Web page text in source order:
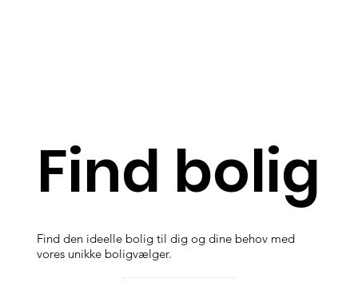
Find bolig
Find den ideelle bolig til dig og dine behov med
vores unikke boligvælger.